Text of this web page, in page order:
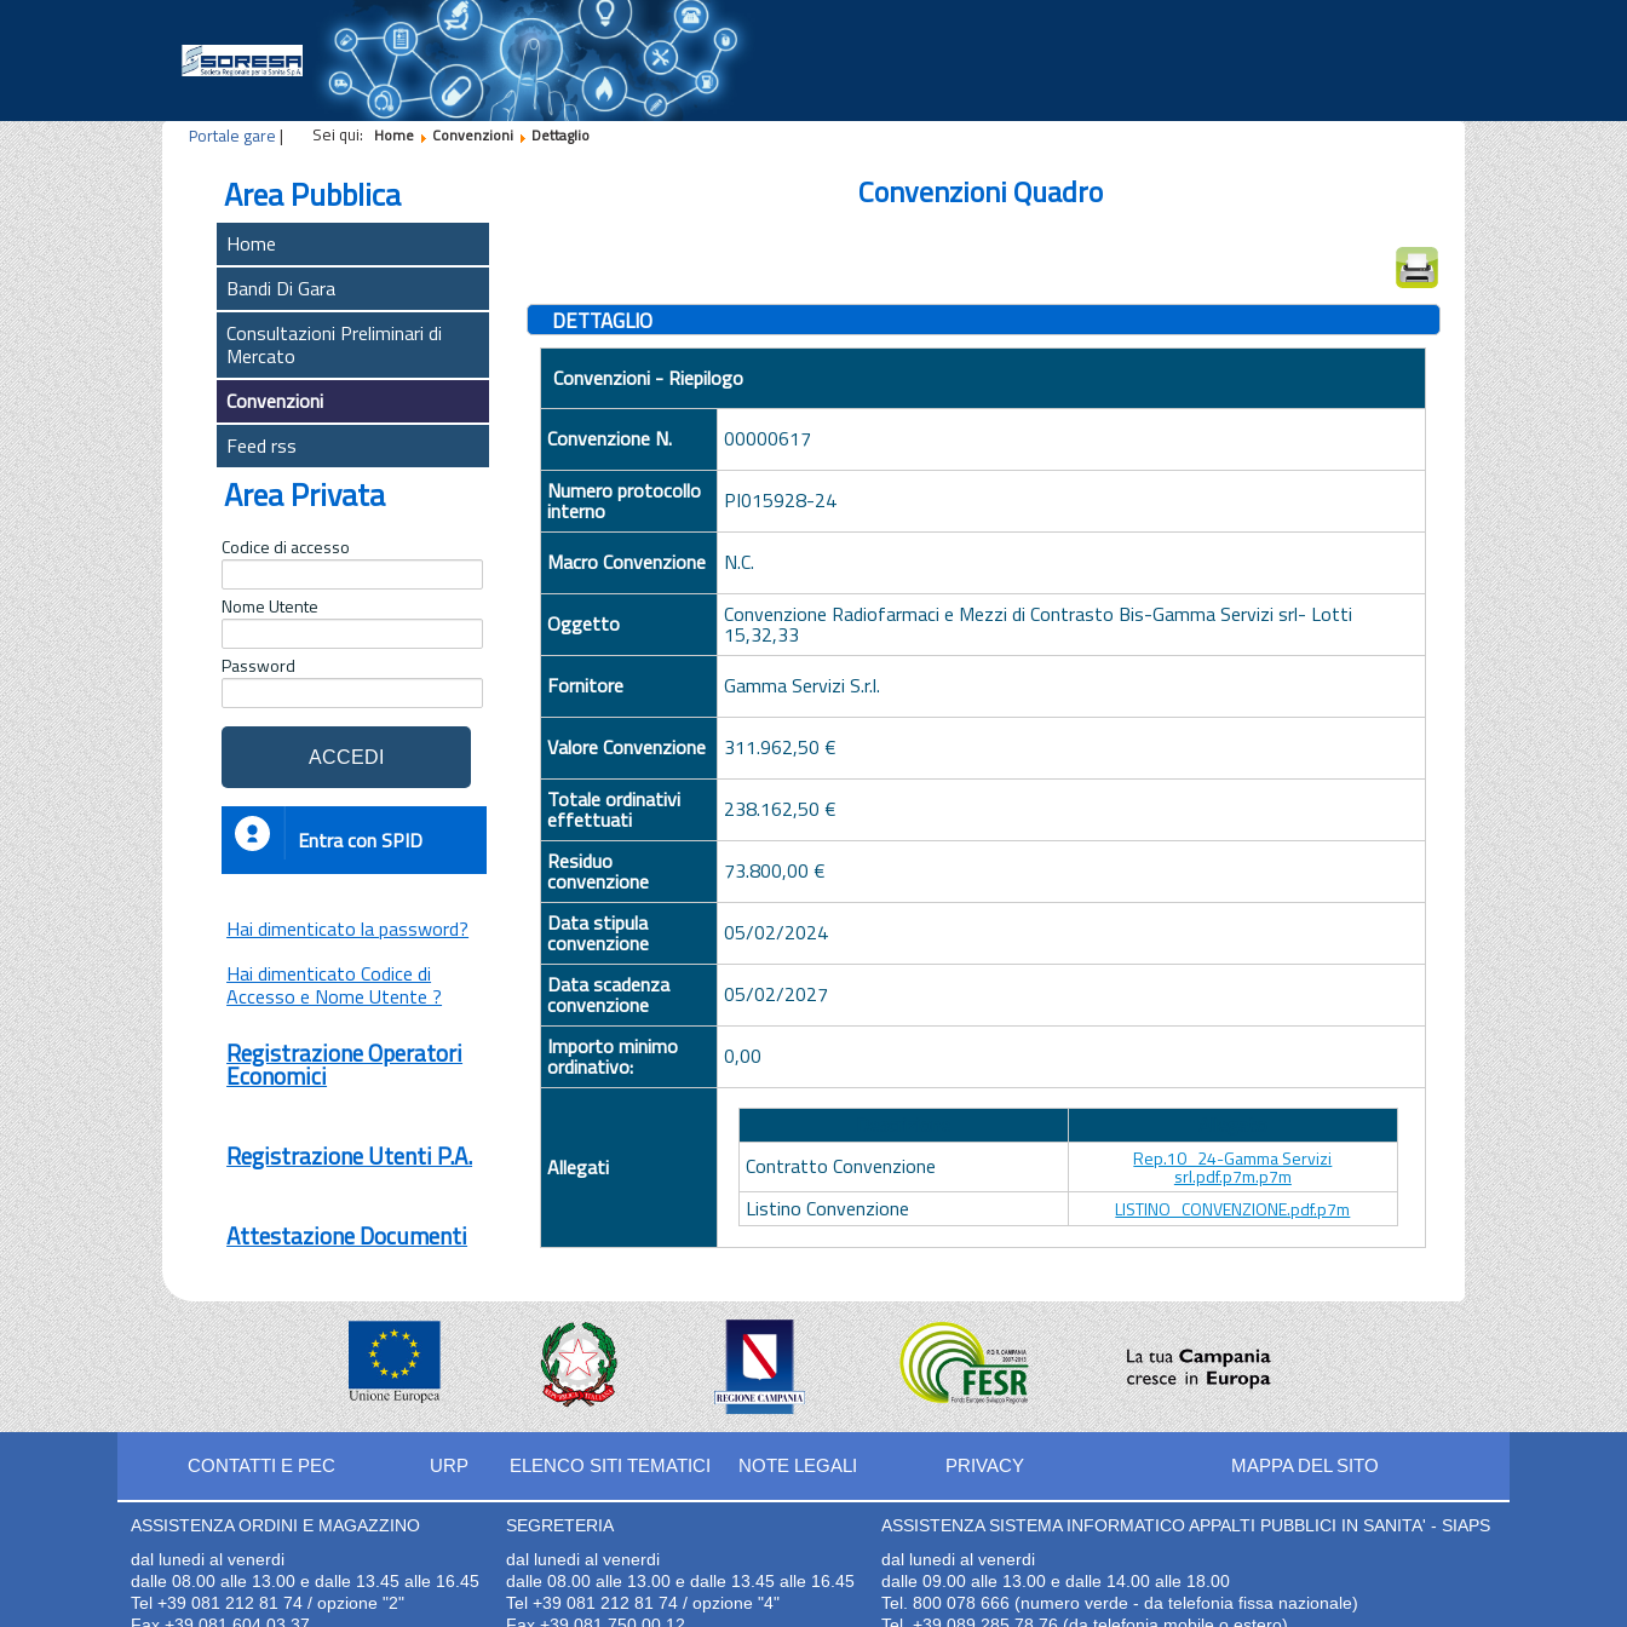
Portale gare | Sei qui: Home Convenzioni Dettaglio
Area Pubblica
Home
Bandi Di Gara
Consultazioni Preliminari di
Mercato
Convenzioni
Feed rss
Area Privata
Codice di accesso
Nome Utente
Password
Entra con SPID
Hai dimenticato la password?
Hai dimenticato Codice di
Accesso e Nome Utente ?
Registrazione Operatori
Economici
Registrazione Utenti P.A.
Attestazione Documenti
Convenzioni Quadro
DETTAGLIO
Convenzioni - Riepilogo
Convenzione N.
00000617
Numero protocollo
interno PI015928-24
Macro Convenzione N.C.
Oggetto Convenzione Radiofarmaci e Mezzi di Contrasto Bis-Gamma Servizi srl- Lotti
15,32,33
Fornitore
Gamma Servizi S.r.l.
Valore Convenzione
311.962,50 €
Totale ordinativi
effettuati
238.162,50 €
Residuo
convenzione
73.800,00 €
Data stipula
convenzione
05/02/2024
Data scadenza
convenzione
05/02/2027
Importo minimo
ordinativo: 0,00
Allegati
Contratto Convenzione
Rep.10_24-Gamma Servizi
srl.pdf.p7m.p7m
Listino Convenzione LISTINO_CONVENZIONE.pdf.p7m
CONTATTI E PEC URP ELENCO SITI TEMATICI NOTE LEGALI PRIVACY MAPPA DEL SITO
ASSISTENZA ORDINI E MAGAZZINO
dal lunedi al venerdi
dalle 08.00 alle 13.00 e dalle 13.45 alle 16.45
Tel +39 081 212 81 74 / opzione "2"
SEGRETERIA
dal lunedi al venerdi
dalle 08.00 alle 13.00 e dalle 13.45 alle 16.45
Tel +39 081 212 81 74 / opzione "4"
ASSISTENZA SISTEMA INFORMATICO APPALTI PUBBLICI IN SANITA' - SIAPS
dal lunedi al venerdi
dalle 09.00 alle 13.00 e dalle 14.00 alle 18.00
Tel. 800 078 666 (numero verde - da telefonia fissa nazionale)